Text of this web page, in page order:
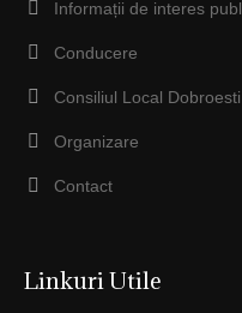
Informații de interes
Conducere
Consiliul Local Dobroesti
Organizare
Contact
Linkuri Utile